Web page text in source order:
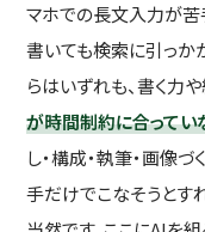
マホでの長文入力が苦
書いても検索に引っか
らはいずれも、書く力
が時間制約に合ってい
し・構成・執筆・画像
手だけでこなそうとす